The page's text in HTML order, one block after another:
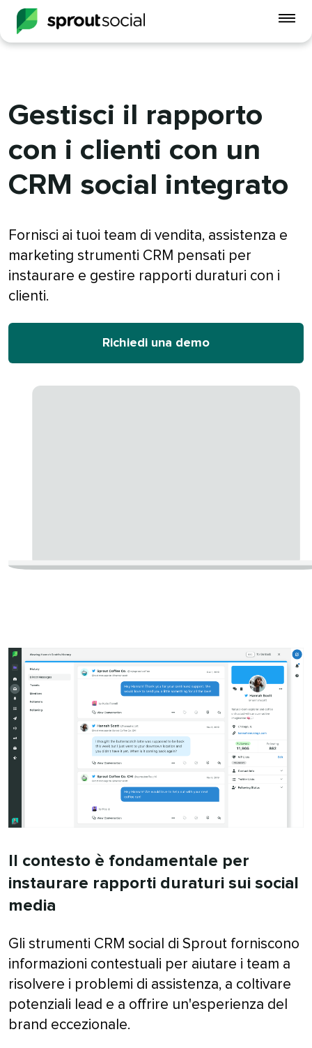
Gestisci il rapporto
con i clienti con un
CRM social integrato​​
Fornisci ai tuoi team di vendita, assistenza e
marketing strumenti CRM pensati per
instaurare e gestire rapporti duraturi con i
clienti.​​
Richiedi una demo​​
Il contesto è fondamentale per
instaurare rapporti duraturi sui social
media​​
Gli strumenti CRM social di Sprout forniscono
informazioni contestuali per aiutare i team a
risolvere i problemi di assistenza, a coltivare
potenziali lead e a offrire un'esperienza del
brand eccezionale.​​